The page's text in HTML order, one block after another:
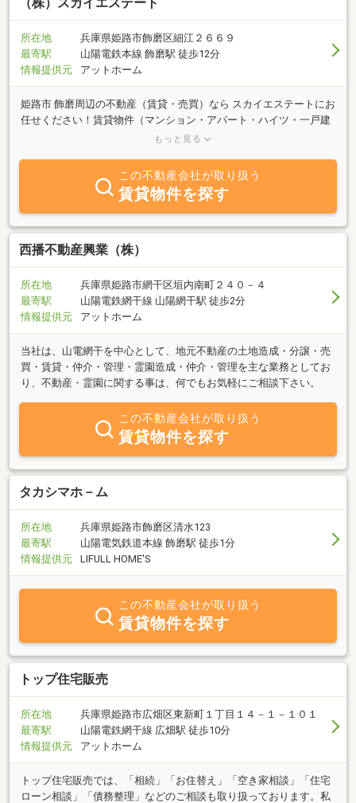
所在地
兵庫県姫路市飾磨区細江２６６９
最寄駅
山陽電鉄本線 飾磨駅 徒歩12分
情報提供元
アットホーム
姫路市 飾磨周辺の不動産（賃貸・売買）なら スカイエステートにお
任せください！賃貸物件（マンション・アパート・ハイツ・一戸建
て・店舗・事務所etc.）・売買物件（土地・一戸建て・マンション
もっと見る
この不動産会社が取り扱う
賃貸物件を探す
西播不動産興業（株）
所在地
兵庫県姫路市網干区垣内南町２４０－４
最寄駅
山陽電鉄網干線 山陽網干駅 徒歩2分
情報提供元
アットホーム
当社は、山電網干を中心として、地元不動産の土地造成・分譲・売
買・賃貸・仲介・管理・霊園造成・仲介・管理を主な業務としてお
り、不動産・霊園に関する事は、何でもお気軽にご相談下さい。
この不動産会社が取り扱う
賃貸物件を探す
タカシマホ－ム
所在地
兵庫県姫路市飾磨区清水123
最寄駅
山陽電気鉄道本線 飾磨駅 徒歩1分
情報提供元
LIFULL HOME'S
この不動産会社が取り扱う
賃貸物件を探す
トップ住宅販売
所在地
兵庫県姫路市広畑区東新町１丁目１４－１－１０１
最寄駅
山陽電鉄網干線 広畑駅 徒歩10分
情報提供元
アットホーム
トップ住宅販売では、「相続」「お住替え」「空き家相談」「住宅
ローン相談」「債務整理」などのご相談も取り扱っております。私